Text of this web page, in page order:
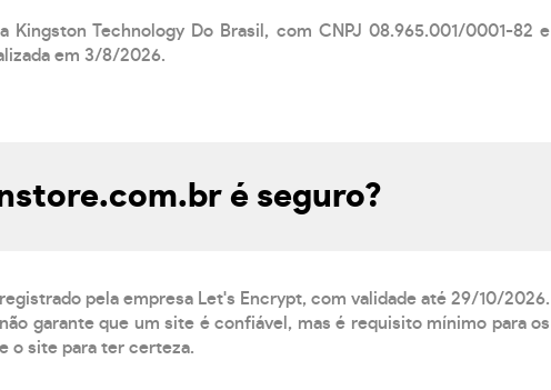
Technology Do Brasil, com CNPJ 08.965.001/0001-82 e
em 3/8/2026.
é seguro?
pela empresa Let's Encrypt, com validade até 29/10/2026.
garante que um site é confiável, mas é requisito mínimo para os
o site para ter certeza.